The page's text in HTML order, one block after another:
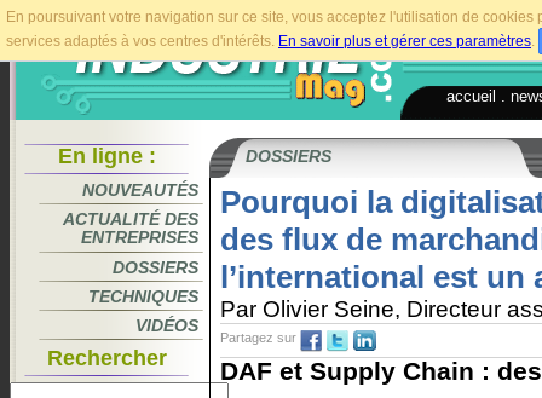
En poursuivant votre navigation sur ce site, vous acceptez l'utilisation de
services adaptés à vos centres d'intérêts. En savoir plus et gérer ces paramètres.
accueil
En ligne :
NOUVEAUTÉS
ACTUALITÉ DES
ENTREPRISES
DOSSIERS
TECHNIQUES
VIDÉOS
Rechercher
DOSSIERS
Pourquoi la
des flux de
l’international est un
Par Olivier Seine, Directeur
Partagez sur
DAF et Supply Chain :